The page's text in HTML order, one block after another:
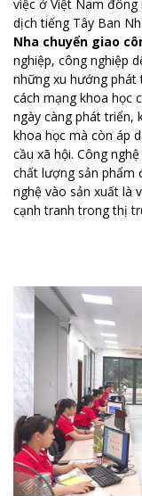
việc ở Việt Nam đông
dịch tiếng Tây Ban
Nha chuyển giao
nghiệp, công nghiệp
những xu hướng phát
cách mạng khoa học
ngày càng phát triển,
khoa học mà còn áp
cầu xã hội. Công
chất lượng sản phẩm
nghệ vào sản xuất là
cạnh tranh trong thị